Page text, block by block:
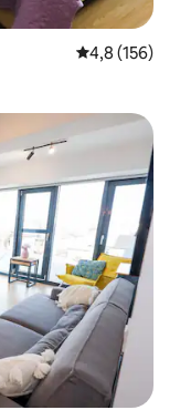
Évaluation
4,8 (156)